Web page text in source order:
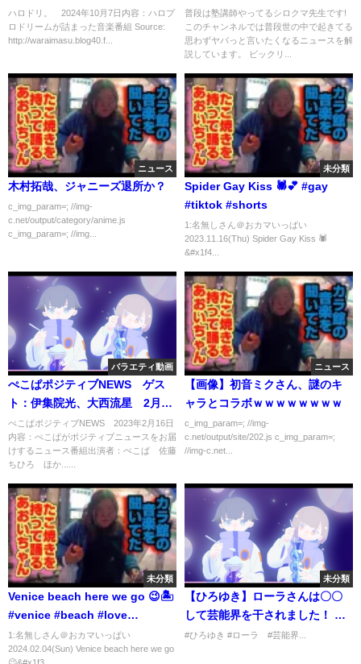
ハロドリ。 2024年10月7日内容：ハロプ
ロドリームが詰まった音楽番組 Source:
http://waraimasu.blog40.f...
暴露!その後社長がブチギレ発
言…!【東谷義和・炎上・政治
家・選挙・綾野剛・トライスト
普段は塾講師やってるシロクマ先生です!
このチャンネルでは普段世の中で起きてる
思わずヤバっと言いたくなるニュースを解
説しています。 ビックリ...
ニュース
木村拓哉、ジャニーズ退所か？
c_img_param=; //img-
c.net/output/category/anime.js
c_img_param=; //img...
未分類
Spider Gay Kiss 🕷️💕 #gay
#tiktok #shorts
1:名無しさん＠おカマいっぱい
2023.11.16(Thu) Spider Gay Kiss 🕷️
&#x1f4...
バラエティ動画
ぺこぱポジティブNEWS ゲス
ト：伊集院光、大西流星 2月16
日
ぺこぱポジティブNEWS 2023年2月16日
内容：ぺこぱがポジティブニュースをお届
けするニュース番組出演者：ぺこぱ 佐藤
ちひろ ほか......
ニュース
【画像】初音ミクさん、謎のキ
ャラとコラボｗｗｗｗｗｗｗｗ
c_img_param=; //img-
c.net/output/site/202.js c_img_param=;
//img-c.net...
未分類
Venice beach here we go 😉🏝️
#venice #beach #love
#wonderful #gay
1:名無しさん＠おカマいっぱい
2024.02.04(Sun) Venice beach here we go
未分類
【ひろゆき】ローラさんは〇〇
して芸能界を干されました！ 追
放の理由はこうです！
#ひろゆき #ローラ #芸能界...